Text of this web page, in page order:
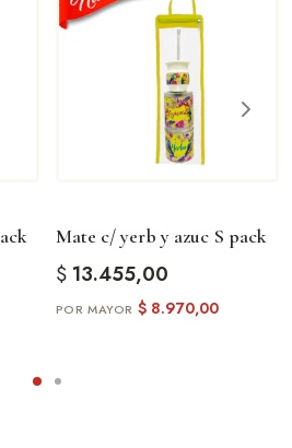
Mate c/ yerb y azuc S pack
$13.455,00
$8.970,00